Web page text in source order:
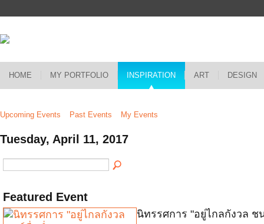
HOME MY PORTFOLIO INSPIRATION ART DESIGN
Upcoming Events Past Events My Events
Tuesday, April 11, 2017
Featured Event
นิทรรศการ "อยู่ไกลกังวล